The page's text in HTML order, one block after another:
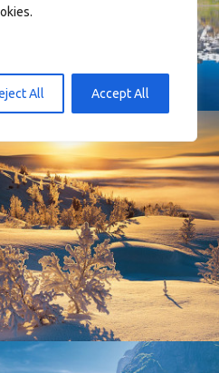
All Accept All
Norge. North Norway.
Winter gold